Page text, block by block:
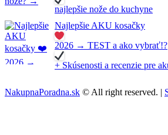
najlepšie nože do kuchyne
Najlepšie AKU kosačky
2026 → TEST a ako vybrať!?
+ Skúsenosti a recenzie pre
NakupnaPoradna.sk © All right reserved. |